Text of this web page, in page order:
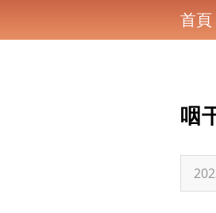
首頁
咽